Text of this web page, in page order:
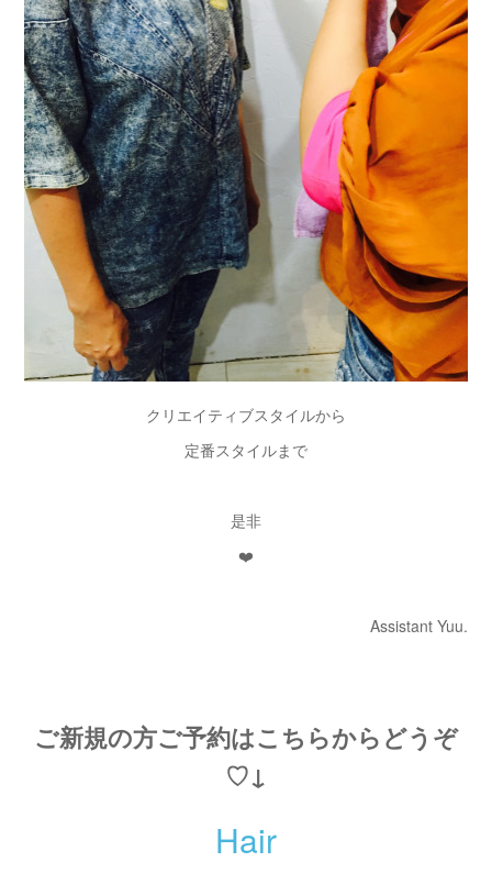
クリエイティブスタイルから
定番スタイルまで
是非
❤️
Assistant Yuu.
ご新規の方ご予約はこちらからどうぞ
♡↓
Hair